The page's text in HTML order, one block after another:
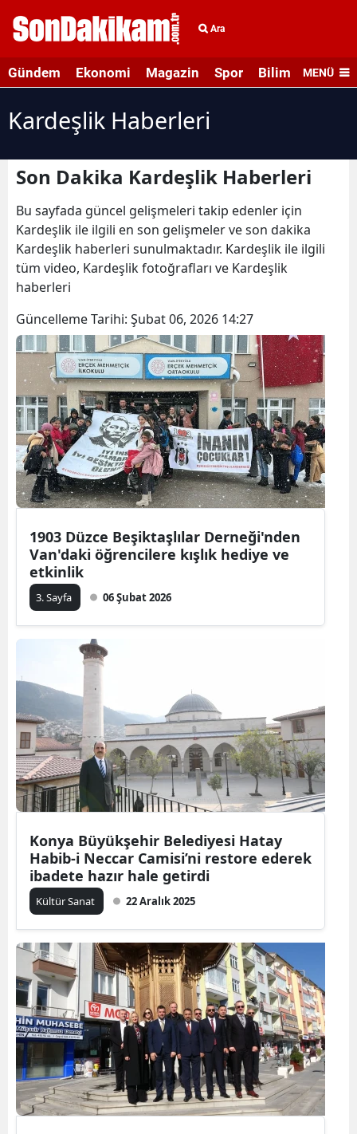
Ara
Gündem Ekonomi Magazin Spor Bilim veMENÜ
Kardeşlik Haberleri
Son Dakika Kardeşlik Haberleri
Bu sayfada güncel gelişmeleri takip edenler için
Kardeşlik ile ilgili en son gelişmeler ve son dakika
Kardeşlik haberleri sunulmaktadır. Kardeşlik ile ilgili
tüm video, Kardeşlik fotoğrafları ve Kardeşlik
haberleri
Güncelleme Tarihi: Şubat 06, 2026 14:27
1903 Düzce Beşiktaşlılar Derneği'nden
Van'daki öğrencilere kışlık hediye ve
etkinlik
3. Sayfa 06 Şubat 2026
Konya Büyükşehir Belediyesi Hatay
Habib-i Neccar Camisi’ni restore ederek
ibadete hazır hale getirdi
Kültür Sanat 22 Aralık 2025